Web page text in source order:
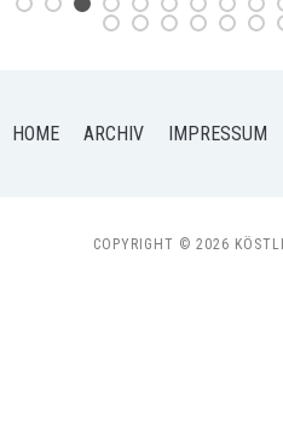
HOME ARCHIV IMPRESSUM
COPYRIGHT © 2026